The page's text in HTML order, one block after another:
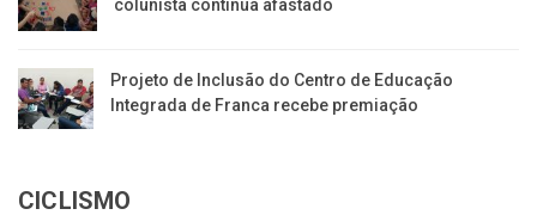
colunista continua afastado
Projeto de Inclusão do Centro de Educação
Integrada de Franca recebe premiação
CICLISMO